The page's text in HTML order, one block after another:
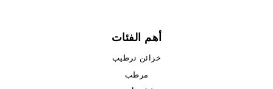
أهم الفئات
خزائن ترطيب
مرطب